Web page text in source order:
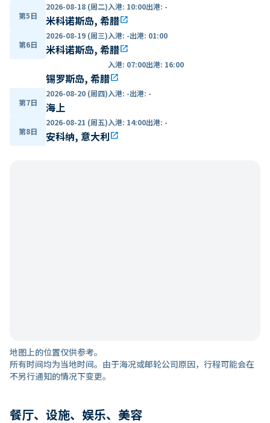
第5日
2026-08-18 (周二)入港: 10:00出港: -
米科诺斯岛, 希腊open_in_new
第6日
2026-08-19 (周三)入港: -出港: 01:00
米科诺斯岛, 希腊open_in_new
入港: 07:00出港: 16:00
锡罗斯岛, 希腊open_in_new
第7日
2026-08-20 (周四)入港: -出港: -
海上
第8日
2026-08-21 (周五)入港: 14:00出港: -
安科纳, 意大利open_in_new
地图上的位置仅供参考。
所有时间均为当地时间。由于海况或邮轮公司原因，行程可能会在
不另行通知的情况下变更。
餐厅、设施、娱乐、美容